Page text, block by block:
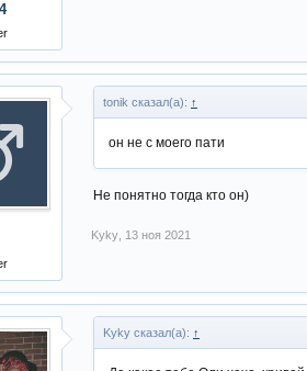
tonik сказал(а): ↑
он не с моего пати
Не понятно тогда кто он)
Kyky 13 ноя 2021
Kyky сказал(а): ↑